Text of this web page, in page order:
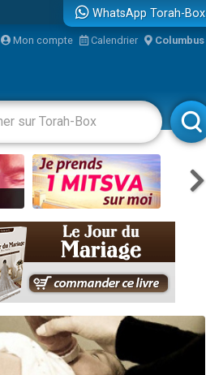
WhatsApp Torah-Box
Mon compte Calendrier Columbus
Livres Rabbanim